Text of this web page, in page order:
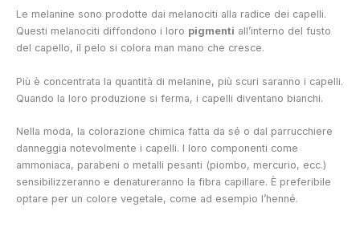
Le melanine sono prodotte dai melanociti alla radice dei capelli.
Questi melanociti diffondono i loro pigmenti all’interno del fusto
del capello, il pelo si colora man mano che cresce.
Più è concentrata la quantità di melanine, più scuri saranno i capelli.
Quando la loro produzione si ferma, i capelli diventano bianchi.
Nella moda, la colorazione chimica fatta da sé o dal parrucchiere
danneggia notevolmente i capelli. I loro componenti come
ammoniaca, parabeni o metalli pesanti (piombo, mercurio, ecc.)
sensibilizzeranno e denatureranno la fibra capillare. È preferibile
optare per un colore vegetale, come ad esempio l’henné.